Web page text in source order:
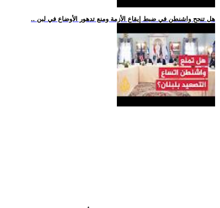
.. هل تنجح واشنطن في ضبط إيقاع الأزمة ومنع تدهور الأوضاع في لبن